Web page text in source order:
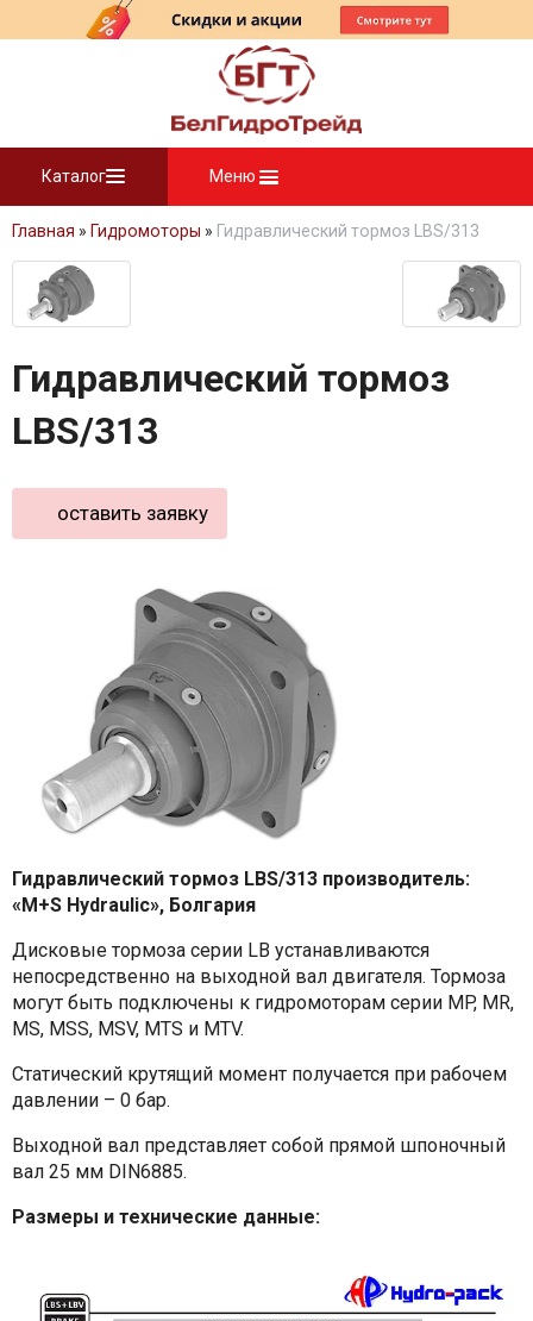
Каталог Меню
Главная » Гидромоторы » Гидравлический тормоз LBS/313
Гидравлический тормоз
LBS/313
оставить заявку
Гидравлический тормоз LBS/313 производитель:
«M+S Hydraulic», Болгария
Дисковые тормоза серии LB устанавливаются
непосредственно на выходной вал двигателя. Тормоза
могут быть подключены к гидромоторам серии MP, MR,
MS, MSS, MSV, MTS и MTV.
Статический крутящий момент получается при рабочем
давлении – 0 бар.
Выходной вал представляет собой прямой шпоночный
вал 25 мм DIN6885.
Размеры и технические данные: